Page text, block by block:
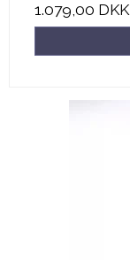
1.079,00 DKK